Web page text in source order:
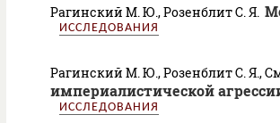
Рагинский М. Ю., Розенблит С. Я.
ИССЛЕДОВАНИЯ
Рагинский М. Ю., Розенблит С. Я.,
империалистической
ИССЛЕДОВАНИЯ